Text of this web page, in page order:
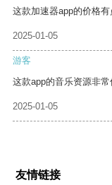
这款加速器app的价格
2025-01-05
游客
这款app的音乐资源非常
2025-01-05
友情链接